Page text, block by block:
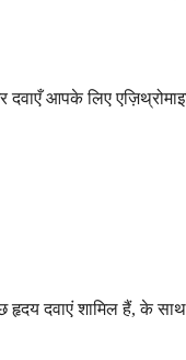
आपके लिए
हृदय दवाएं शामिल हैं, के